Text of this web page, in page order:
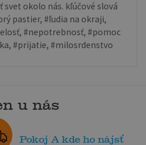
svet okolo nás. kľúčové slová
pastier, #ľudia na okraji,
#nepotrebnosť, #pomoc
#prijatie, #milosrdenstvo
u nás
Pokoj A kde ho nájsť